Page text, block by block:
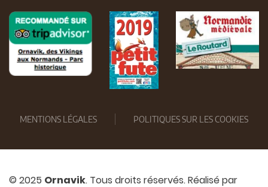
MENTIONS LÉGALES POLITIQUES SUR LES COOKIES
© 2025 Ornavik. Tous droits réservés. Réalisé par